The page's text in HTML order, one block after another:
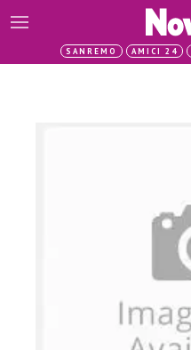
SANREMO AMICI 24